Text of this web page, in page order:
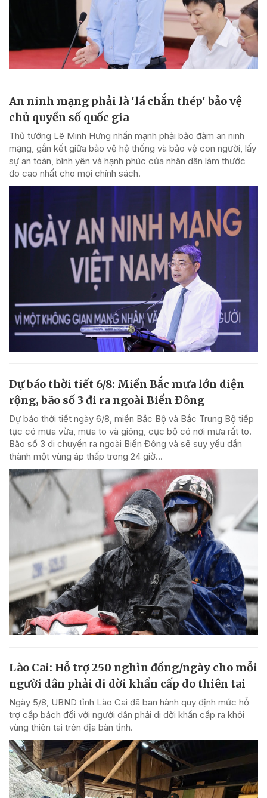
An ninh mạng phải là 'lá chắn thép' bảo vệ
chủ quyền số quốc gia
Thủ tướng Lê Minh Hưng nhấn mạnh phải bảo đảm an ninh
mạng, gắn kết giữa bảo vệ hệ thống và bảo vệ con người, lấy
sự an toàn, bình yên và hạnh phúc của nhân dân làm thước
đo cao nhất cho mọi chính sách.
Dự báo thời tiết 6/8: Miền Bắc mưa lớn diện
rộng, bão số 3 đi ra ngoài Biển Đông
Dự báo thời tiết ngày 6/8, miền Bắc Bộ và Bắc Trung Bộ tiếp
tục có mưa vừa, mưa to và giông, cục bộ có nơi mưa rất to.
Bão số 3 di chuyển ra ngoài Biển Đông và sẽ suy yếu dần
thành một vùng áp thấp trong 24 giờ...
Lào Cai: Hỗ trợ 250 nghìn đồng/ngày cho mỗi
người dân phải di dời khẩn cấp do thiên tai
Ngày 5/8, UBND tỉnh Lào Cai đã ban hành quy định mức hỗ
trợ cấp bách đối với người dân phải di dời khẩn cấp ra khỏi
vùng thiên tai trên địa bàn tỉnh.